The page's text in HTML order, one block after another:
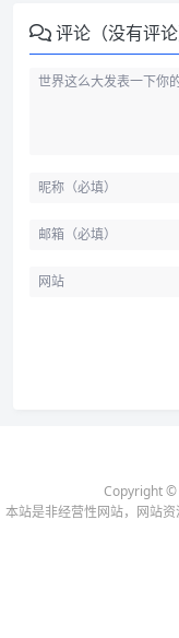
评论（没有评论
Copyright ©
本站是非经营性网站，网站